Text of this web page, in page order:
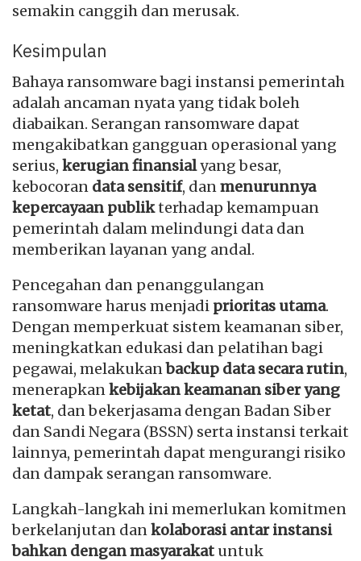
semakin canggih dan merusak.
Kesimpulan
Bahaya ransomware bagi instansi pemerintah
adalah ancaman nyata yang tidak boleh
diabaikan. Serangan ransomware dapat
mengakibatkan gangguan operasional yang
serius, kerugian finansialyang besar,
kebocoran data sensitif, danmenurunnya
kepercayaan publikterhadap kemampuan
pemerintah dalam melindungi data dan
memberikan layanan yang andal.
Pencegahan dan penanggulangan
ransomware harus menjadi prioritas utama.
Dengan memperkuat sistem keamanan siber,
meningkatkan edukasi dan pelatihan bagi
pegawai, melakukanbackup data secara rutin,
menerapkankebijakan keamanan siber yang
ketat, dan bekerjasama dengan Badan Siber
dan Sandi Negara (BSSN) serta instansi terkait
lainnya, pemerintah dapat mengurangi risiko
dan dampak serangan ransomware.
Langkah-langkah ini memerlukan komitmen
berkelanjutan dankolaborasi antar instansi
bahkan dengan masyarakat untuk